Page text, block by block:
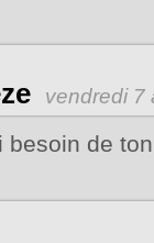
vendredi 7
besoin de